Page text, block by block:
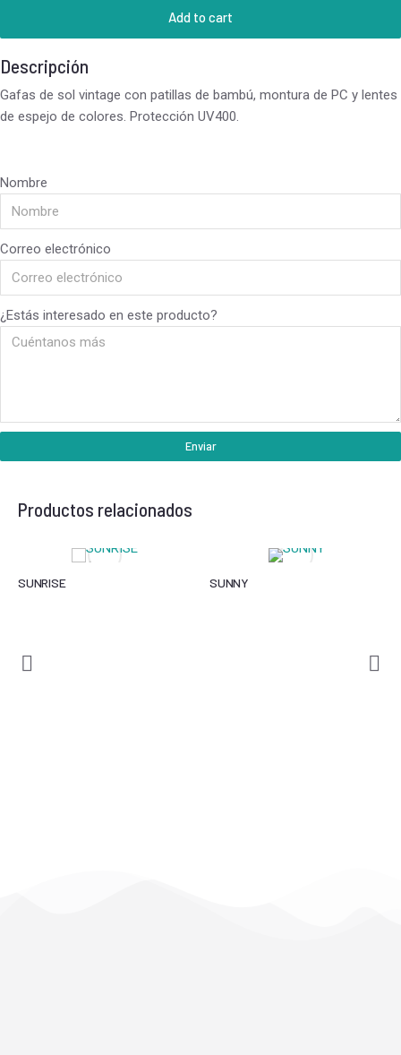
Add to cart
Descripción
Gafas de sol vintage con patillas de bambú, montura de PC y lentes
de espejo de colores. Protección UV400.
Nombre
Correo electrónico
¿Estás interesado en este producto?
Enviar
Productos relacionados
SUNRISE SUNNY